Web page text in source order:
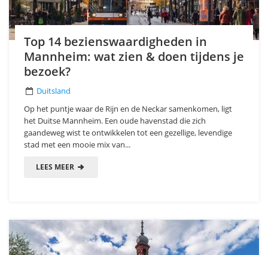
Top 14 bezienswaardigheden in
Mannheim: wat zien & doen tijdens je
bezoek?
Duitsland
Op het puntje waar de Rijn en de Neckar samenkomen, ligt
het Duitse Mannheim. Een oude havenstad die zich
gaandeweg wist te ontwikkelen tot een gezellige, levendige
stad met een mooie mix van...
LEES MEER